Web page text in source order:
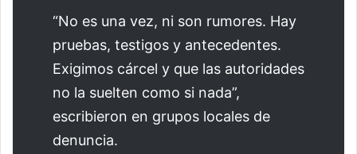
“No es una vez, ni son rumores. Hay
pruebas, testigos y antecedentes.
Exigimos cárcel y que las autoridades
no la suelten como si nada”,
escribieron en grupos locales de
denuncia.